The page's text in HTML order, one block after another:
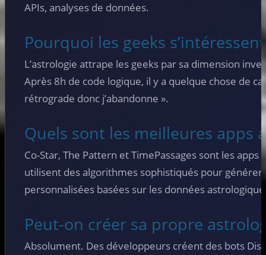
APIs, analyses de données.
Pourquoi les geeks
L’astrologie attrape les geeks par sa dimension
Après 8h de code logique, il y a quelque chose de
rétrograde donc j’abandonne ».
Quels sont les meilleures apps
Co-Star, The Pattern et TimePassages sont les apps
utilisent des algorithmes sophistiqués pour générer
personnalisées basées sur les données
Peut-on créer sa propre
Absolument. Des développeurs créent des bots